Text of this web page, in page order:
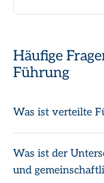
Häufige
Führung
Was ist verteilte
Was ist der
und